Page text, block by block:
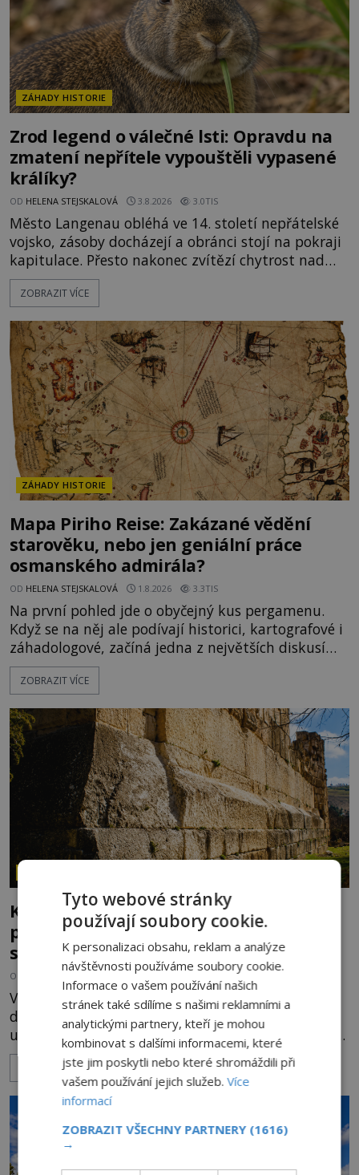
ZÁHADY HISTORIE
Zrod legend o válečné lsti: Opravdu na
zmatení nepřítele vypouštěli vypasené
králíky?
OD HELENA STEJSKALOVÁ 3.8.2026 3.0TIS
Město Langenau obléhá ve 14. století nepřátelské
vojsko, zásoby docházejí a obránci stojí na pokraji
kapitulace. Přesto nakonec zvítězí chytrost nad
hrubou silou. Podle staré německé legendy vypustí
obyvatelé za hradby dobře živeného králíka, aby
dost. Čas pracuje pro obléhatele. Ve městě ubývají
zásoby a každý den znamená další porci strádá
ZOBRAZIT VÍCE
ZÁHADY HISTORIE
Mapa Piriho Reise: Zakázané vědění
starověku, nebo jen geniální práce
osmanského admirála?
OD HELENA STEJSKALOVÁ 1.8.2026 3.3TIS
Na první pohled jde o obyčejný kus pergamenu.
Když se na něj ale podívají historici, kartografové i
záhadologové, začíná jedna z největších diskusí
moderní historie. Osmanský admirál Piri Reis roku
1513 kreslí mapu světa, která překvapuje
ní vidí důkaz ztracené civilizace nebo dokonce
znalost Antarktidy dávno před jejím objevením.
Jiní tvrdí,
ZOBRAZIT VÍCE
Kamenní giganti z Baalbeku: Jak se
podařilo přesunout bloky o hmotnosti
stovek tun?
OD 31.7.2026
V libanonském údolí Bikáa stojí místo, které
dodnes vyvolává úžas i otázky. Starověký Baalbek
ukrývá základy chrámového komplexu, v nichž leží
kameny tak obrovské, že se zdá téměř nemožné je
přesunout. Některé bloky váží kolem tisíce tun,
jeden z nedávno prozkoumaných kamenných
kolosů dokonce odhadem až 1650 tun. Jak lidé bez
moderních strojů dokázali takové giganty vytesat,
dopravit a přesně u
ZOBRAZIT VÍCE
Tyto webové stránky
používají soubory cookie.
K personalizaci obsahu, reklam a analýze
návštěvnosti používáme soubory cookie.
Informace o vašem používání našich
stránek také sdílíme s našimi reklamními a
analytickými partnery, kteří je mohou
kombinovat s dalšími informacemi, které
jste jim poskytli nebo které shromáždili při
vašem používání jejich služeb.Více
informací
ZOBRAZIT VŠECHNY PARTNERY (1616)
→